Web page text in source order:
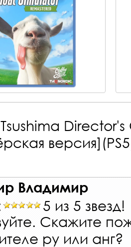
Владимир
5 из 5 звезд!
Скажите
ру или анг?